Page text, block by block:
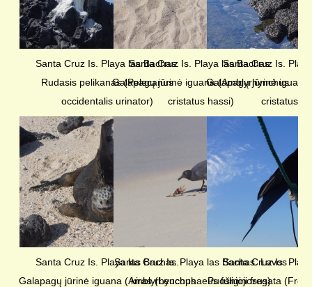
Santa Cruz Is. Playa las Bachas.
Rudasis pelikanas (Pelecanus
occidentalis urinator)
Santa Cruz Is. Playa las Bachas.
Galapagų jūrinė iguana (Amblyrhynchus
cristatus hassi)
Santa Cruz Is.
Galapagų jūrinė
cristatus
Santa Cruz Is. Playa las Bachas.
Galapagų jūrinė iguana (Amblyrhynchus
Santa Cruz Is. Playa las Bachas. Lavos
kiras (Leucophaeus fuliginosus)
Santa Cruz Is.
Puošnioji fregata